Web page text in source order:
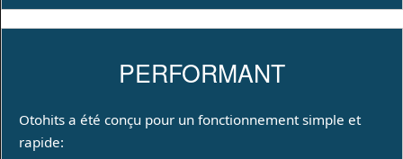
PERFORMANT
Otohits a été conçu pour un fonctionnement simple et
rapide: